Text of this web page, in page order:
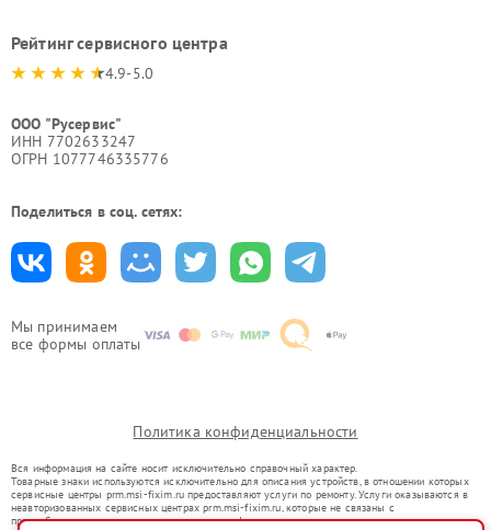
Мы принимаем
все формы оплаты
Рейтинг сервисного центра
4.9-5.0
ООО "Русервис"
ИНН 7702633247
ОГРН 1077746335776
Поделиться в соц. сетях:
Политика конфиденциальности
Вся информация на сайте носит исключительно справочный характер.
Товарные знаки используются исключительно для описания устройств, в отношении которых
сервисные центры prm.msi-fixim.ru предоставляют услуги по ремонту. Услуги оказываются в
неавторизованных сервисных центрах prm.msi-fixim.ru, которые не связаны с
правообладателями товарных знаков или их официальными представителями.